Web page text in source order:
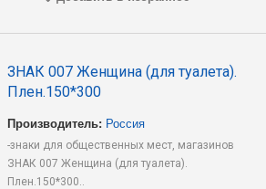
ЗНАК 007 Женщина (для туалета).
Плен.150*300
Производитель: Россия
-знаки для общественных мест, магазинов
ЗНАК 007 Женщина (для туалета).
Плен.150*300..